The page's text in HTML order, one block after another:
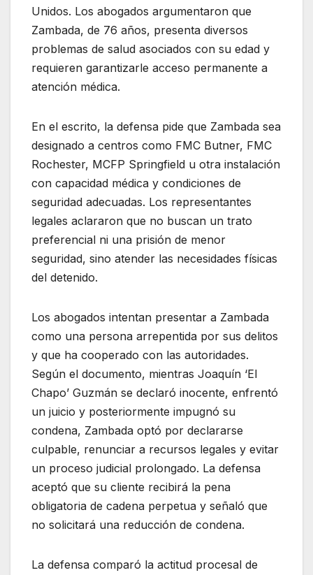
Unidos. Los abogados argumentaron que
Zambada, de 76 años, presenta diversos
problemas de salud asociados con su edad y
requieren garantizarle acceso permanente a
atención médica.
En el escrito, la defensa pide que Zambada sea
designado a centros como FMC Butner, FMC
Rochester, MCFP Springfield u otra instalación
con capacidad médica y condiciones de
seguridad adecuadas. Los representantes
legales aclararon que no buscan un trato
preferencial ni una prisión de menor
seguridad, sino atender las necesidades físicas
del detenido.
Los abogados intentan presentar a Zambada
como una persona arrepentida por sus delitos
y que ha cooperado con las autoridades.
Según el documento, mientras Joaquín ‘El
Chapo’ Guzmán se declaró inocente, enfrentó
un juicio y posteriormente impugnó su
condena, Zambada optó por declararse
culpable, renunciar a recursos legales y evitar
un proceso judicial prolongado. La defensa
aceptó que su cliente recibirá la pena
obligatoria de cadena perpetua y señaló que
no solicitará una reducción de condena.
La defensa comparó la actitud procesal de